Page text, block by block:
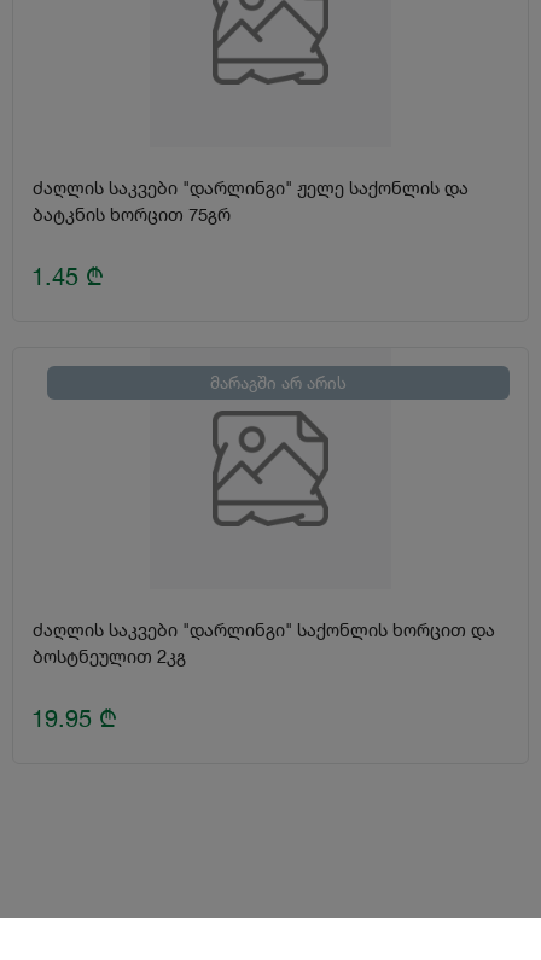
ძაღლის საკვები "დარლინგი" ჟელე საქონლის და
ბატკნის ხორცით 75გრ
1.45 ₾
მარაგში არ არის
ძაღლის საკვები "დარლინგი" საქონლის ხორცით და
ბოსტნეულით 2კგ
19.95 ₾